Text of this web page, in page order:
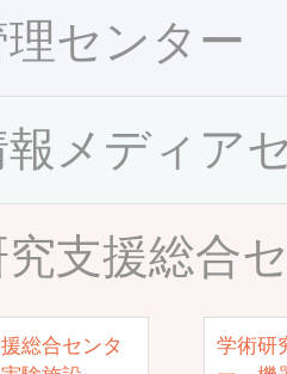
センター
メディア
支援総合
総合センタ
学術研